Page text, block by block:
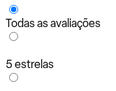
Todas as avaliações
5 estrelas